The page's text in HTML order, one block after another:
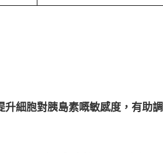
細胞對胰島素嘅敏感度，有助